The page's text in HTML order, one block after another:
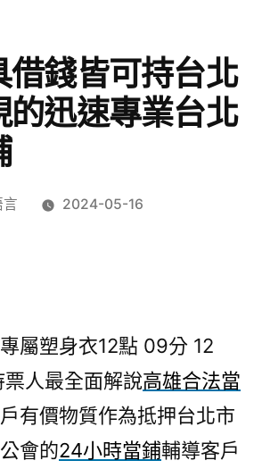
借錢皆可持台北
的迅速專業台北
2024-05-16
屬塑身衣12點 09分 12
人最全面解說高雄合法當
有價物質作為抵押台北市
會的24小時當鋪輔導客戶